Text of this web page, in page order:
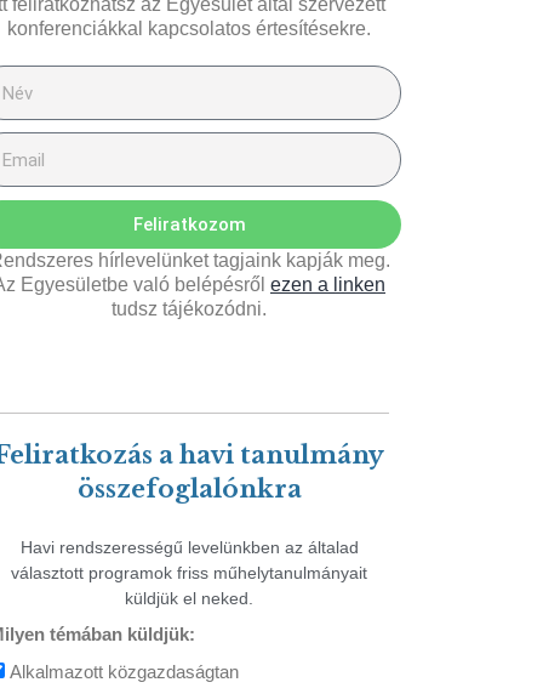
feliratkozhatsz az Egyesület által szervezett
konferenciákkal kapcsolatos értesítésekre.
Feliratkozom
hírlevelünket tagjaink kapják meg.
Egyesületbe való belépésről ezen a linken
tudsz tájékozódni.
a havi tanulmány
összefoglalónkra
Havi rendszerességű levelünkben az általad
választott programok friss műhelytanulmányait
küldjük el neked.
témában küldjük:
Alkalmazott közgazdaságtan